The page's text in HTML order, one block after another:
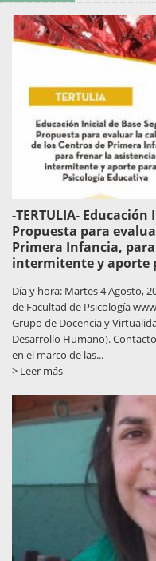
-TERTULIA-
Propuesta para
Primera Infancia,
intermitente y aporte
Día y hora: Martes 4 Agosto,
de Facultad de Psicología
Grupo de Docencia y
Desarrollo Humano).
en el marco de las...
> Leer más